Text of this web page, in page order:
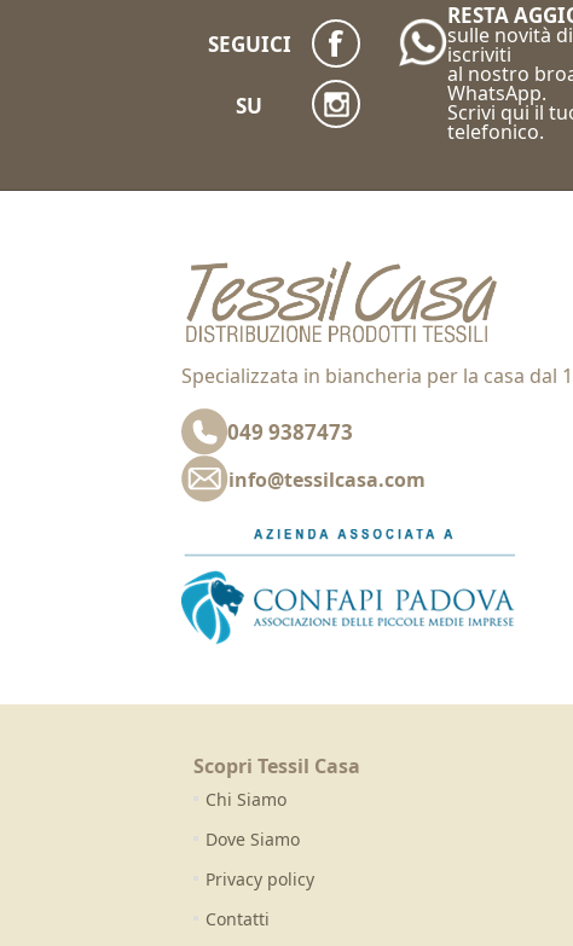
SEGUICI
SU
RESTA
sulle novità
iscriviti
al nostro
WhatsApp.
Scrivi qui il
telefonico.
Specializzata in biancheria per la casa dal
049 9387473
info@tessilcasa.com
Scopri Tessil Casa
Chi Siamo
Dove Siamo
Privacy policy
Contatti